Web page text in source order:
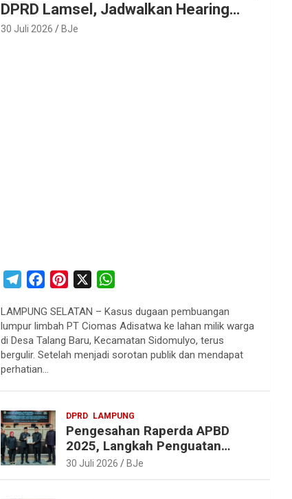
DPRD Lamsel, Jadwalkan Hearing
Seluruh Vendor
30 Juli 2026 BJe
l
e
g
r
c
e
b
n
e
t
a
t
s
LAMPUNG SELATAN – Kasus dugaan pembuangan
lumpur limbah PT Ciomas Adisatwa ke lahan milik warga
di Desa Talang Baru, Kecamatan Sidomulyo, terus
bergulir. Setelah menjadi sorotan publik dan mendapat
perhatian…
DPRD LAMPUNG
Pengesahan Raperda APBD
2025, Langkah Penguatan
Akuntabilitas dan
Pembangunan Lampung
30 Juli 2026 BJe